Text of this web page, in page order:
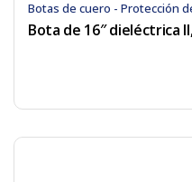
Botas de cuero - Protección